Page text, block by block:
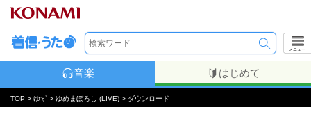
メニュー
音楽 はじめて
TOP > ゆず > ゆめまぼろし (LIVE) > ダウンロード